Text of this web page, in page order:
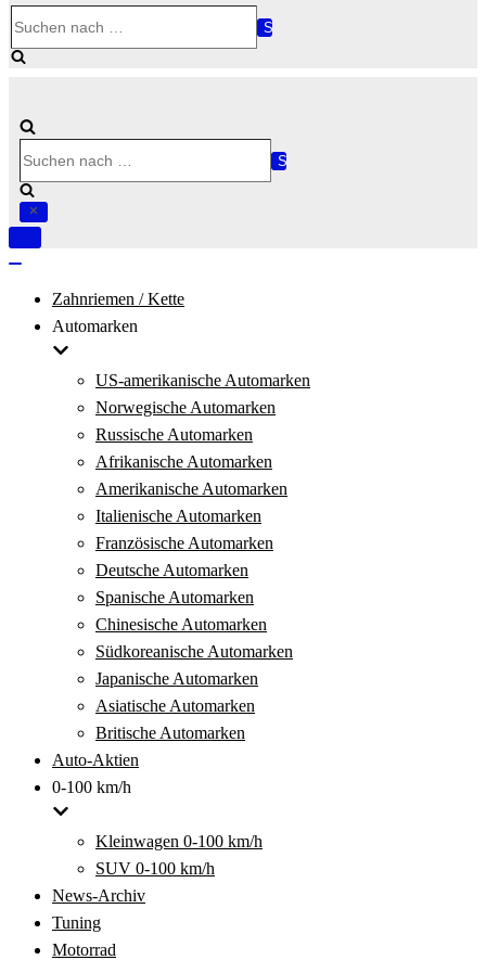
nach …
nach …
Navigation
Zahnriemen / Kette
Automarken
US-amerikanische Automarken
Norwegische Automarken
Russische Automarken
Afrikanische Automarken
Amerikanische Automarken
Italienische Automarken
Französische Automarken
Deutsche Automarken
Spanische Automarken
Chinesische Automarken
Südkoreanische Automarken
Japanische Automarken
Asiatische Automarken
Britische Automarken
Auto-Aktien
0-100 km/h
Kleinwagen 0-100 km/h
SUV 0-100 km/h
News-Archiv
Tuning
Motorrad